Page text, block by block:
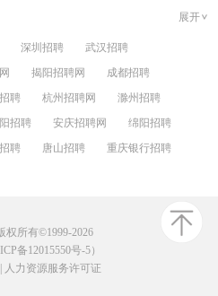
展开
深圳招聘
武汉招聘
揭阳招聘网
成都招聘
聘 杭州招聘网
滁州招聘
招聘 安庆招聘网
绵阳招聘
聘 唐山招聘
重庆银行招聘
权所有©1999-2026
备12015550号-5）
人力资源服务许可证